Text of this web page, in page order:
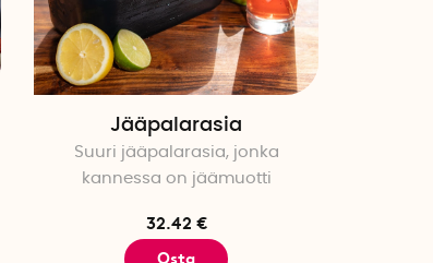
Jääpalarasia
Suuri jääpalarasia, jonka
kannessa on jäämuotti
32.42 €
Osta